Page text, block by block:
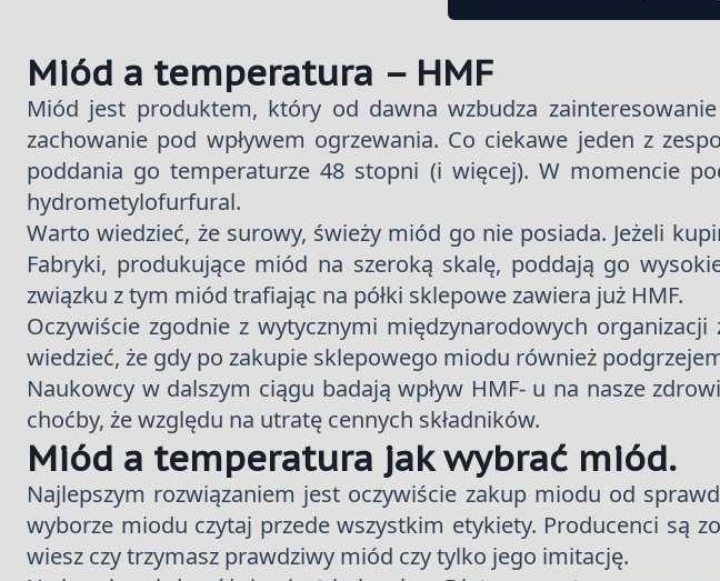
Miód a temperatura – HMF
Miód jest produktem, który od dawna wzbudza
zachowanie pod wpływem ogrzewania. Co ciekawe jeden z
poddania go temperaturze 48 stopni (i więcej). W momencie
hydrometylofurfural.
Warto wiedzieć, że surowy, świeży miód go nie posiada. Jeżeli
Fabryki, produkujące miód na szeroką skalę, poddają go
związku z tym miód trafiając na półki sklepowe zawiera już HMF.
Oczywiście zgodnie z wytycznymi międzynarodowych
wiedzieć, że gdy po zakupie sklepowego miodu również
Naukowcy w dalszym ciągu badają wpływ HMF- u na nasze
choćby, że względu na utratę cennych składników.
Miód a temperatura jak wybrać miód.
Najlepszym rozwiązaniem jest oczywiście zakup miodu od
wyborze miodu czytaj przede wszystkim etykiety. Producenci są
wiesz czy trzymasz prawdziwy miód czy tylko jego imitację.